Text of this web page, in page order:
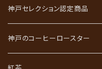
かれんだー珈琲
神戸珈琲散策
ジュエリーコーヒーシリーズ
神戸珈琲職人ギフト
神戸珈琲散策ギフト
ワールドコーヒーギフト
神戸セレクション認定商品
神戸のコーヒーロースター